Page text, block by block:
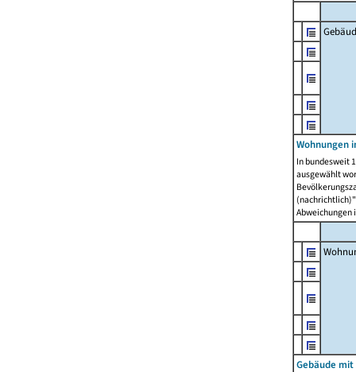
Wohnungen
In bundesweit
ausgewählt
Abweichungen
Gebäude